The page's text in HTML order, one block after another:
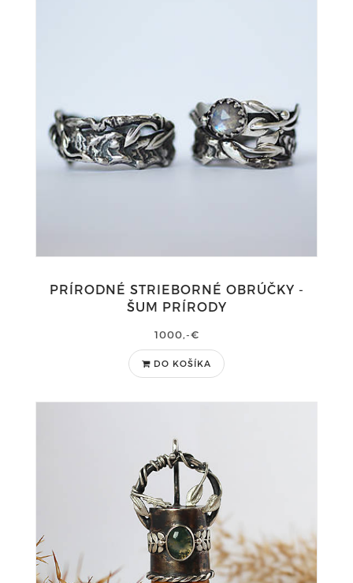
PRÍRODNÉ STRIEBORNÉ OBRÚČKY -
ŠUM PRÍRODY
1000,-€
DO KOŠÍKA